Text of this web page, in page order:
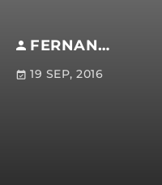
FERNANDO FAMANÍA
19 SEP, 2016